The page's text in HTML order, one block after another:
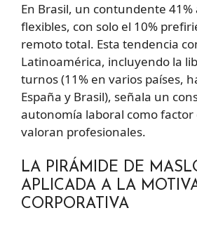
En Brasil, un contundente
flexibles, con solo el 10%
remoto total. Esta tendencia
Latinoamérica, incluyendo la
turnos (11% en varios países,
España y Brasil), señala un
autonomía laboral como factor
valoran profesionales.
LA PIRÁMIDE DE
APLICADA A LA
CORPORATIVA